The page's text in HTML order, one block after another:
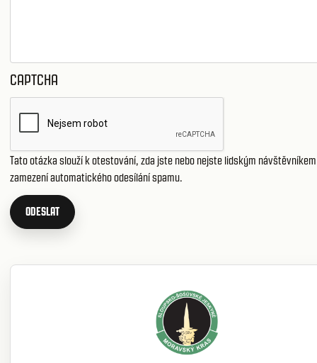
CAPTCHA
Tato otázka slouží k otestování, zda jste nebo nejste lidským
zamezení automatického odesílání spamu.
ODESLAT